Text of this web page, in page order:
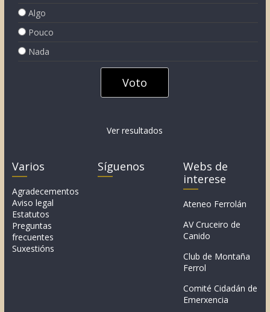
Algo
Pouco
Nada
Ver resultados
Varios
Agradecementos
Aviso legal
Estatutos
Preguntas
frecuentes
Suxestións
Síguenos
Webs de
interese
Ateneo Ferrolán
AV Cruceiro de
Canido
Club de Montaña
Ferrol
Comité Cidadán de
Emerxencia